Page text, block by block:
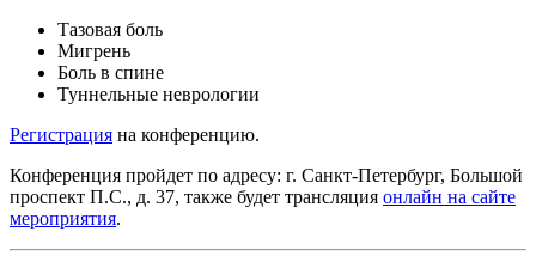
Тазовая боль
Мигрень
Боль в спине
Туннельные неврологии
Регистрация на конференцию.
Конференция пройдет по адресу: г. Санкт-Петербург, Большой
проспект П.С., д. 37, также будет трансляция онлайн на сайте
мероприятия.